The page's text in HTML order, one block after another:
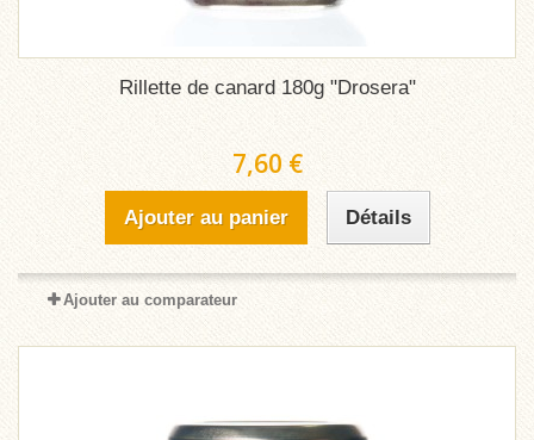
Rillette de canard 180g "Drosera"
7,60 €
Ajouter au panier Détails
Ajouter au comparateur